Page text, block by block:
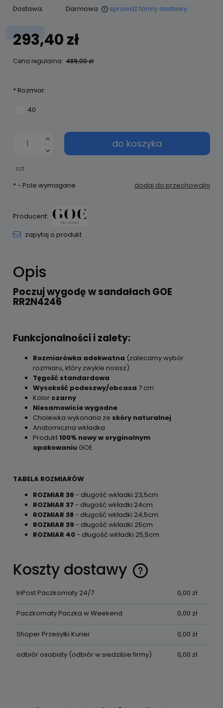
Dostawa:
Darmowa
sprawdź formy dostawy
293,40 zł
Cena regularna: 489,00 zł
* Rozmiar:
40
szt.
do koszyka
dodaj do przechowalni
*- Pole wymagane
Producent:
zapytaj o produkt
Opis
Poczuj wygodę w sandałach GOE
RR2N4246
Funkcjonalności i zalety:
Rozmiarówka adekwatna (zalecamy wybór
rozmiaru, który zwykle nosisz)
Tęgość standardowa
Wysokość podeszwy/obcasa 7 cm
Kolor czarny
Niesamowicie wygodne
Cholewka wykonana ze skóry naturalnej
Anatomiczna wkładka
Produkt100% nowy w oryginalnym
opakowaniu GOE
TABELA ROZMIARÓW
ROZMIAR 36 - długość wkładki 23,5cm
ROZMIAR 37 - długość wkładki 24cm
ROZMIAR 38- długość wkładki 24,5cm
ROZMIAR 39 - długość wkładki 25cm
ROZMIAR 40- długość wkładki 25,5cm
Koszty dostawy
Cena nie zawiera ewentualnych kosztów płatności
InPost Paczkomaty 24/7
0,00 zł
Paczkomaty Paczka w Weekend 0,00 zł
Shoper Przesyłki Kurier 0,00 zł
odbiór osobisty(odbiór w siedzibie firmy) 0,00 zł